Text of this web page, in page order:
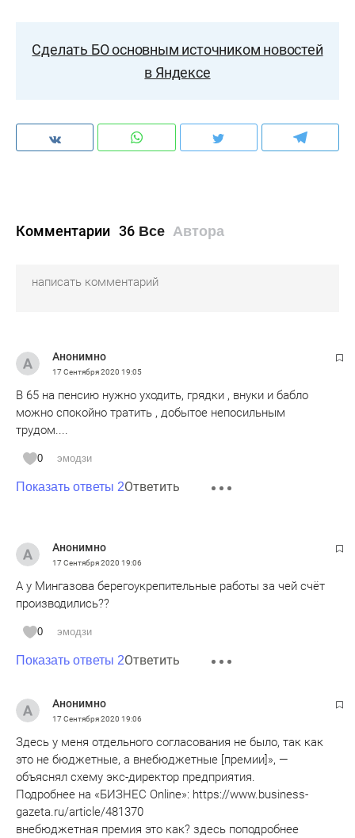
Сделать БО основным источником новостей
в Яндексе
Комментарии 36 Все Автора
Анонимно
17 Сентября 2020 19:05
В 65 на пенсию нужно уходить, грядки , внуки и бабло
можно спокойно тратить , добытое непосильным
трудом....
0 эмодзи
Показать ответы 2Ответить
Анонимно
17 Сентября 2020 19:06
А у Мингазова берегоукрепительные работы за чей счёт
производились??
0 эмодзи
Показать ответы 2Ответить
Анонимно
17 Сентября 2020 19:06
Здесь у меня отдельного согласования не было, так как
это не бюджетные, а внебюджетные [премии]», —
объяснял схему экс-директор предприятия.
Подробнее на «БИЗНЕС Online»: https://www.business-
gazeta.ru/article/481370
внебюджетная премия это как? здесь поподробнее